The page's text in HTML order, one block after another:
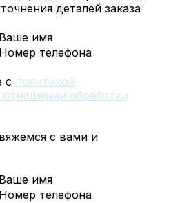
деталей заказа
Ваше имя
Номер телефона
с политикой
обработки
с вами и
Ваше имя
Номер телефона